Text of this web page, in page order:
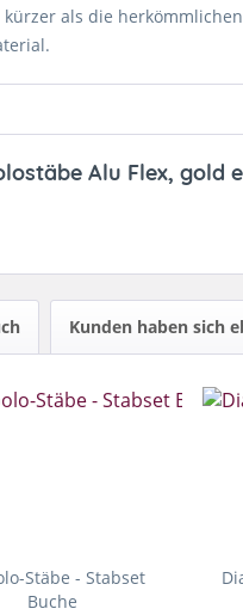
als die
Alu Flex, gold
Kunden haben sich
Stäbe - Stabset
Buche